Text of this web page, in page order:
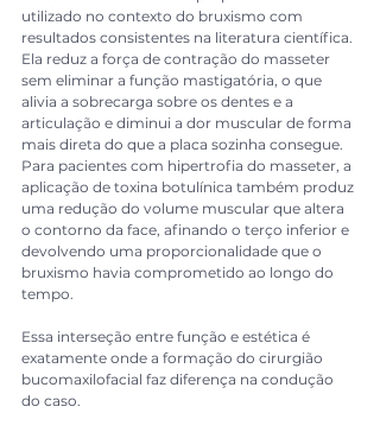
utilizado no contexto do bruxismo com
resultados consistentes na literatura científica.
Ela reduz a força de contração do masseter
sem eliminar a função mastigatória, o que
alivia a sobrecarga sobre os dentes e a
articulação e diminui a dor muscular de forma
mais direta do que a placa sozinha consegue.
Para pacientes com hipertrofia do masseter, a
aplicação de toxina botulínica também produz
uma redução do volume muscular que altera
o contorno da face, afinando o terço inferior e
devolvendo uma proporcionalidade que o
bruxismo havia comprometido ao longo do
tempo.
Essa interseção entre função e estética é
exatamente onde a formação do cirurgião
bucomaxilofacial faz diferença na condução
do caso.